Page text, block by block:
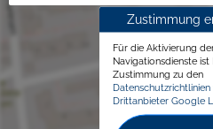
Zustimmung
Für die Aktivierung
Navigationsdienste ist
Zustimmung zu den
Drittanbieter Google